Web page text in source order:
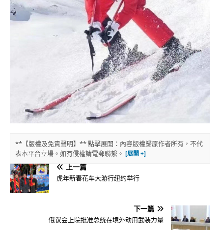
**【版權及免責聲明】** 點擊展開：內容版權歸原作者所有，不代
表本平台立場。如有侵權請電郵聯繫。
上一篇
虎年新春花车大游行纽约举行
下一篇
俄议会上院批准总统在境外动用武装力量